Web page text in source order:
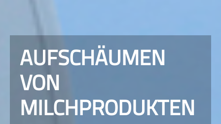
AUFSCHÄUMEN
VON
MILCHPRODUKTEN